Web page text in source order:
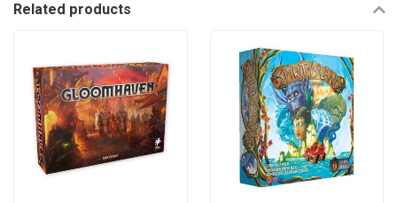
Related products